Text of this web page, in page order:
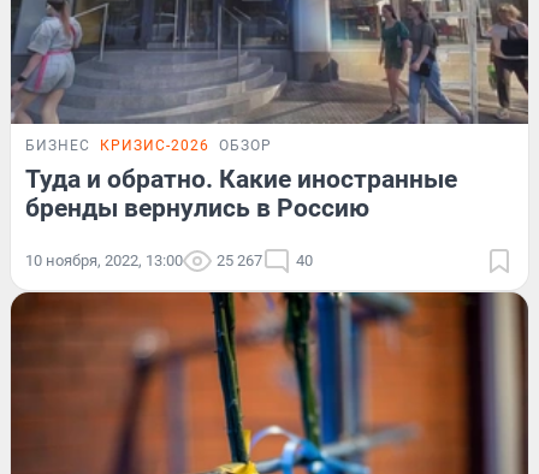
БИЗНЕС КРИЗИС-2026 ОБЗОР
Туда и обратно. Какие иностранные
бренды вернулись в Россию
10 ноября, 2022, 13:00 25 267 40